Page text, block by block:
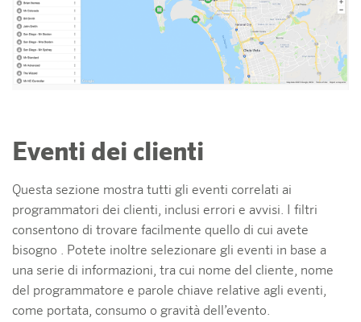
Eventi dei clienti
Questa sezione mostra tutti gli eventi correlati ai
programmatori dei clienti, inclusi errori e avvisi. I filtri
consentono di trovare facilmente quello di cui avete
bisogno . Potete inoltre selezionare gli eventi in base a
una serie di informazioni, tra cui nome del cliente, nome
del programmatore e parole chiave relative agli eventi,
come portata, consumo o gravità dell’evento.